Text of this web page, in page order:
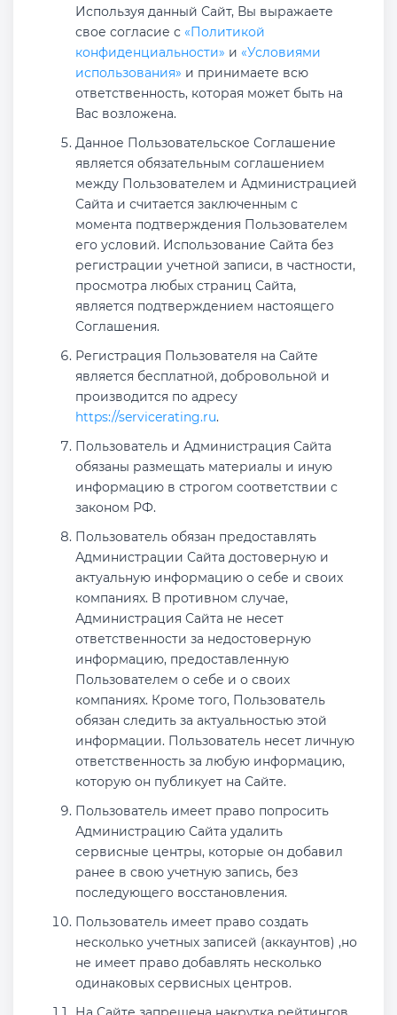
Используя данный Сайт, Вы выражаете
свое согласие с «Политикой
конфиденциальности» и «Условиями
использования» и принимаете всю
ответственность, которая может быть на
Вас возложена.
Данное Пользовательское Соглашение
является обязательным соглашением
между Пользователем и Администрацией
Сайта и считается заключенным с
момента подтверждения Пользователем
его условий. Использование Сайта без
регистрации учетной записи, в частности,
просмотра любых страниц Сайта,
является подтверждением настоящего
Соглашения.
Регистрация Пользователя на Сайте
является бесплатной, добровольной и
производится по адресу
https://servicerating.ru.
Пользователь и Администрация Сайта
обязаны размещать материалы и иную
информацию в строгом соответствии с
законом РФ.
Пользователь обязан предоставлять
Администрации Сайта достоверную и
актуальную информацию о себе и своих
компаниях. В противном случае,
Администрация Сайта не несет
ответственности за недостоверную
информацию, предоставленную
Пользователем о себе и о своих
компаниях. Кроме того, Пользователь
обязан следить за актуальностью этой
информации. Пользователь несет личную
ответственность за любую информацию,
которую он публикует на Сайте.
Пользователь имеет право попросить
Администрацию Сайта удалить
сервисные центры, которые он добавил
ранее в свою учетную запись, без
последующего восстановления.
Пользователь имеет право создать
несколько учетных записей (аккаунтов) ,но
не имеет право добавлять несколько
одинаковых сервисных центров.